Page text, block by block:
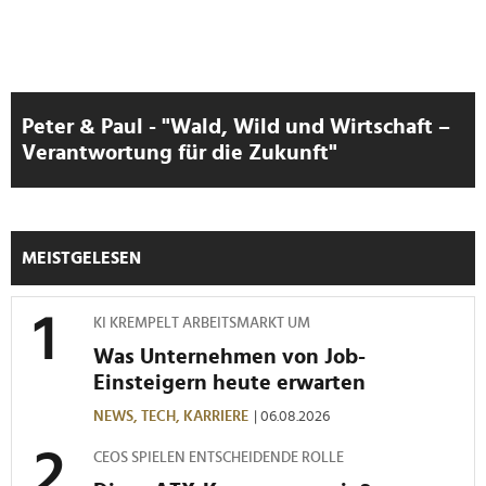
Peter & Paul - "Wald, Wild und Wirtschaft –
Verantwortung für die Zukunft"
MEISTGELESEN
KI KREMPELT ARBEITSMARKT UM
Was Unternehmen von Job-
Einsteigern heute erwarten
NEWS, TECH, KARRIERE | 06.08.2026
CEOS SPIELEN ENTSCHEIDENDE ROLLE